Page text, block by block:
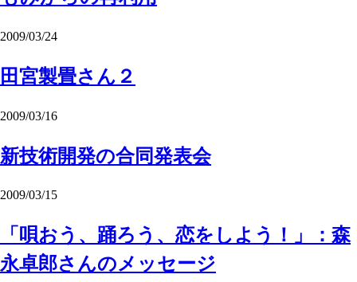
2009/03/24
田宮製畳さん２
2009/03/16
新技術開発の合同発表会
2009/03/15
「唄おう、踊ろう、恋をしよう！」：森
永卓郎さんのメッセージ